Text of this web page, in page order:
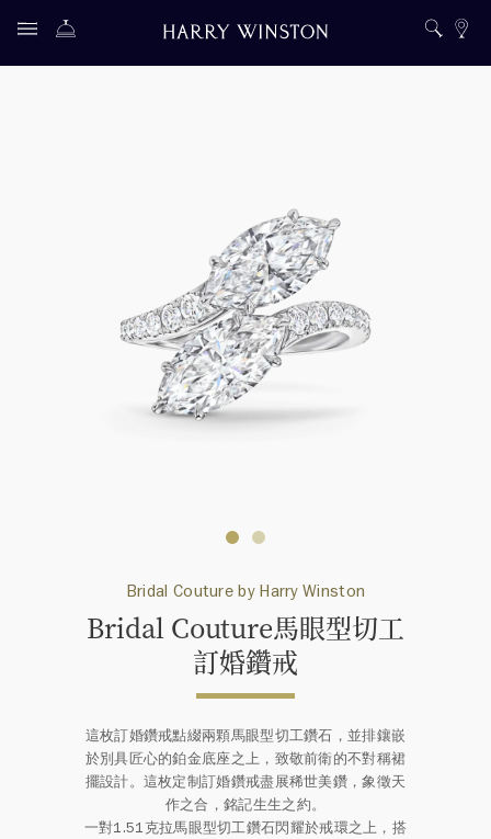
Bridal Couture by Harry Winston
Bridal Couture馬眼型切工
訂婚鑽戒
這枚訂婚鑽戒點綴兩顆馬眼型切工鑽石，並排鑲嵌
於別具匠心的鉑金底座之上，致敬前衛的不對稱裙
擺設計。這枚定制訂婚鑽戒盡展稀世美鑽，象徵天
作之合，銘記生生之約。
一對1.51克拉馬眼型切工鑽石閃耀於戒環之上，搭